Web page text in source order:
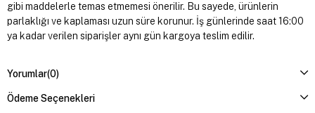
gibi maddelerle temas etmemesi önerilir. Bu sayede, ürünlerin
parlaklığı ve kaplaması uzun süre korunur. İş günlerinde saat 16:00
ya kadar verilen siparişler aynı gün kargoya teslim edilir.
Yorumlar(0)
Ödeme Seçenekleri